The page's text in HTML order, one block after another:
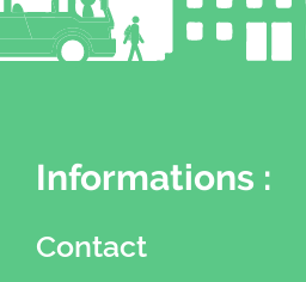
Informations :
Contact